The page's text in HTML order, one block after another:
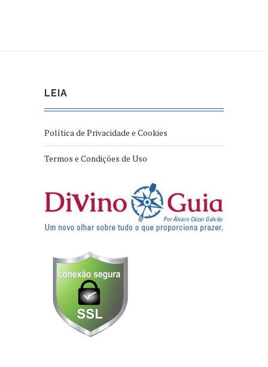
LEIA
Política de Privacidade e Cookies
Termos e Condições de Uso